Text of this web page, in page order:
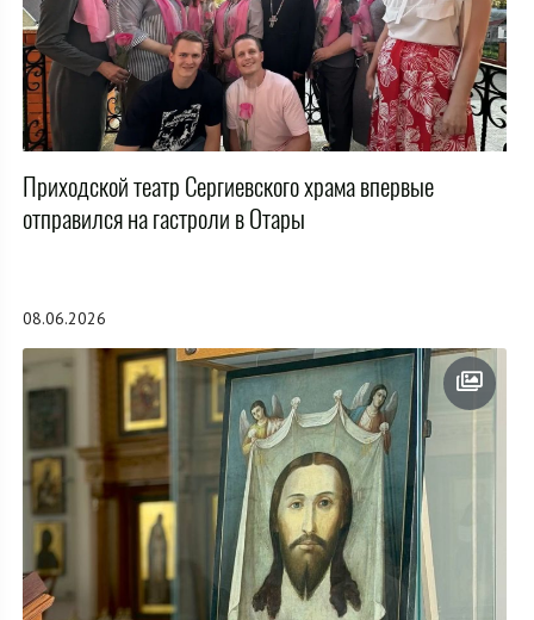
Приходской театр Сергиевского храма впервые
отправился на гастроли в Отары
08.06.2026